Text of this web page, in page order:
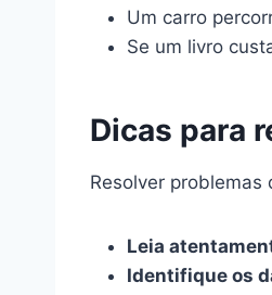
Um carro
Se um livro
Dicas para
Resolver
Leia
Identifique os